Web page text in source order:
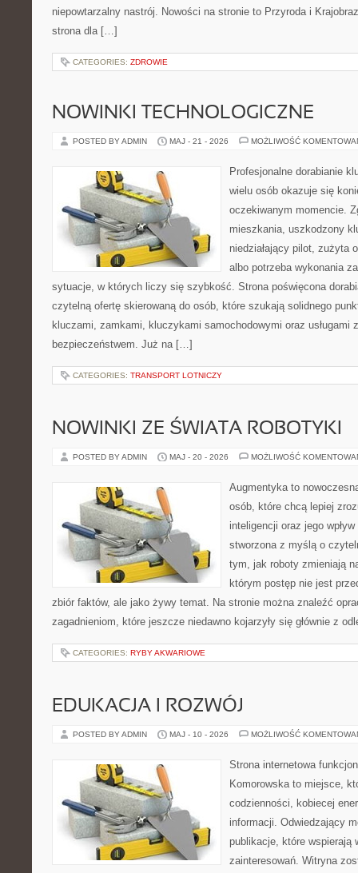
niepowtarzalny nastrój. Nowości na stronie to Przyroda i
strona dla […]
CATEGORIES: ZDROWIE
NOWINKI TECHNOLOGICZNE
POSTED BY ADMIN MAJ - 21 - 2026 MOŻLIWOŚĆ
Profesjonalne dorabianie
wielu osób okazuje się
oczekiwanym momencie.
mieszkania, uszkodzony
niedziałający pilot, zużyta
albo potrzeba wykonania
sytuacje, w których liczy się szybkość. Strona poświęcona
czytelną ofertę skierowaną do osób, które szukają solidnego
kluczami, zamkami, kluczykami samochodowymi oraz usługami
bezpieczeństwem. Już na […]
CATEGORIES: TRANSPORT LOTNICZY
NOWINKI ZE ŚWIATA ROBOTYKI
POSTED BY ADMIN MAJ - 20 - 2026 MOŻLIWOŚĆ
Augmentyka to
osób, które chcą lepiej
inteligencji oraz jego
stworzona z myślą o
tym, jak roboty zmieniają
którym postęp nie jest
zbiór faktów, ale jako żywy temat. Na stronie można znaleźć
zagadnieniom, które jeszcze niedawno kojarzyły się głównie z
CATEGORIES: RYBY AKWARIOWE
EDUKACJA I ROZWÓJ
POSTED BY ADMIN MAJ - 10 - 2026 MOŻLIWOŚĆ
Strona internetowa
Komorowska to miejsce,
codzienności, kobiecej
informacji. Odwiedzający
publikacje, które wspierają
zainteresowań. Witryna